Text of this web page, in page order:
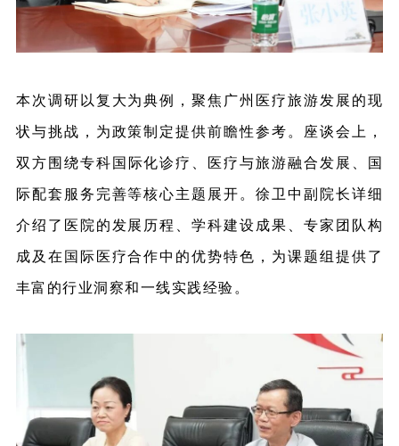
本次调研以复大为典例，聚焦广州医疗旅游发展的现
状与挑战，为政策制定提供前瞻性参考。座谈会上，
双方围绕专科国际化诊疗、医疗与旅游融合发展、国
际配套服务完善等核心主题展开。徐卫中副院长详细
介绍了医院的发展历程、学科建设成果、专家团队构
成及在国际医疗合作中的优势特色，为课题组提供了
丰富的行业洞察和一线实践经验。